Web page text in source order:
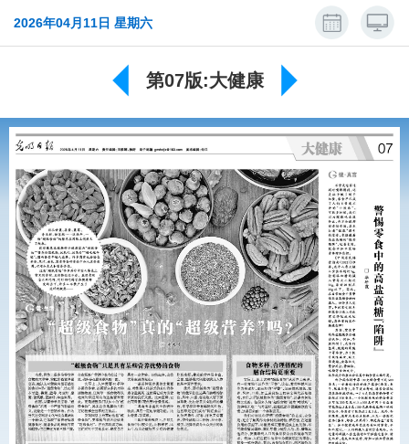
2026年04月11日 星期六
第07版:大健康